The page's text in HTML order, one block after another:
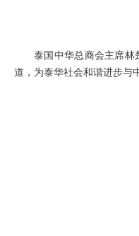
泰国中华总商会主席林
道，为泰华社会和谐进步与